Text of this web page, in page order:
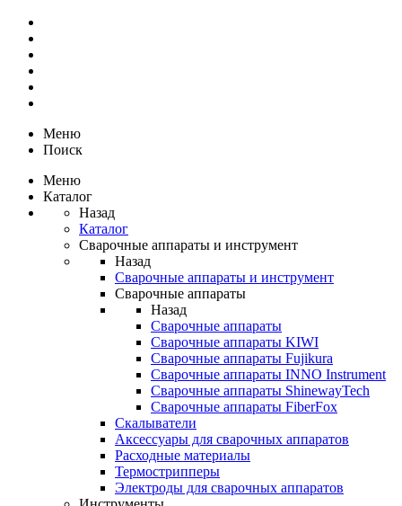
Меню
Поиск
Меню
Каталог
Назад
Каталог
Сварочные аппараты и инструмент
Назад
Сварочные аппараты и инструмент
Сварочные аппараты
Назад
Сварочные аппараты
Сварочные аппараты KIWI
Сварочные аппараты Fujikura
Сварочные аппараты INNO Instrument
Сварочные аппараты ShinewayTech
Cварочные аппараты FiberFox
Скалыватели
Аксессуары для сварочных аппаратов
Расходные материалы
Термострипперы
Электроды для сварочных аппаратов